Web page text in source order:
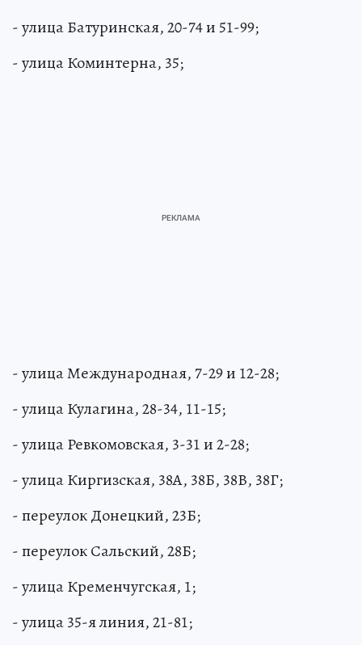
- улица Батуринская, 20-74 и 51-99;
- улица Коминтерна, 35;
- улица Международная, 7-29 и 12-28;
- улица Кулагина, 28-34, 11-15;
- улица Ревкомовская, 3-31 и 2-28;
- улица Киргизская, 38А, 38Б, 38В, 38Г;
- переулок Донецкий, 23Б;
- переулок Сальский, 28Б;
- улица Кременчугская, 1;
- улица 35-я линия, 21-81;